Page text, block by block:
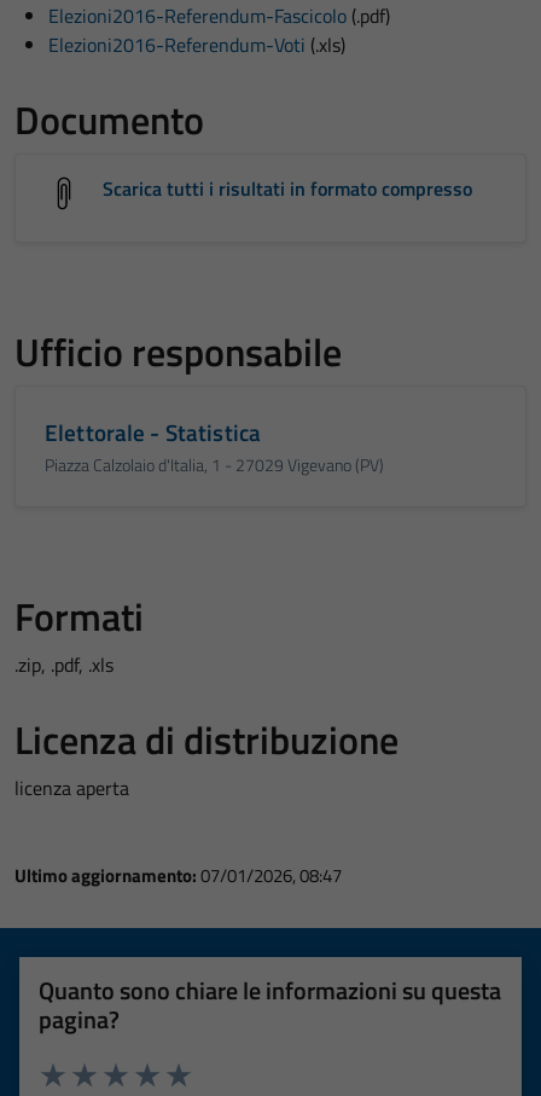
Elezioni2016-Referendum-Fascicolo (.pdf)
Elezioni2016-Referendum-Voti (.xls)
Documento
Scarica tutti i risultati in formato compresso
Ufficio responsabile
Elettorale - Statistica
Piazza Calzolaio d'Italia, 1 - 27029 Vigevano (PV)
Formati
.zip, .pdf, .xls
Licenza di distribuzione
licenza aperta
Ultimo aggiornamento:07/01/2026, 08:47
Quanto sono chiare le informazioni su questa
pagina?